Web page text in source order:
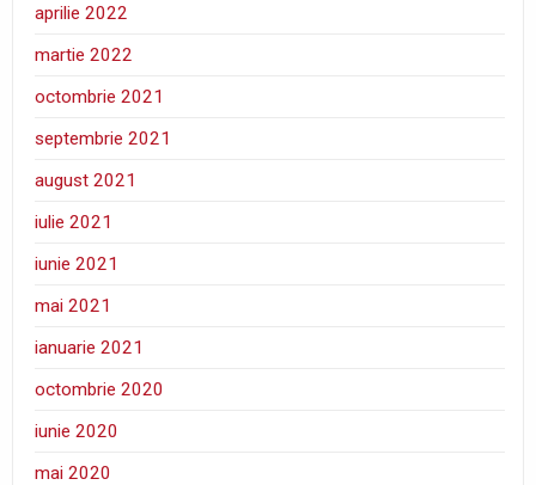
aprilie 2022
martie 2022
octombrie 2021
septembrie 2021
august 2021
iulie 2021
iunie 2021
mai 2021
ianuarie 2021
octombrie 2020
iunie 2020
mai 2020